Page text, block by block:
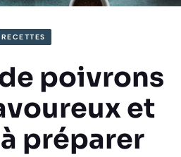
RECETTES
poivrons
et
préparer